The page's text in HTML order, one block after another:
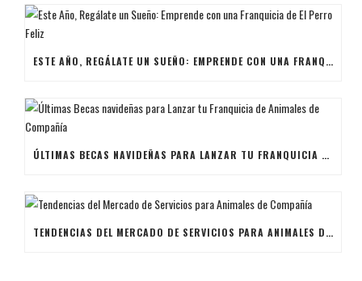
ESTE AÑO, REGÁLATE UN SUEÑO: EMPRENDE CON UNA FRANQUICIA DE EL PERRO FELIZ
ÚLTIMAS BECAS NAVIDEÑAS PARA LANZAR TU FRANQUICIA DE ANIMALES DE COMPAÑÍA
TENDENCIAS DEL MERCADO DE SERVICIOS PARA ANIMALES DE COMPAÑÍA